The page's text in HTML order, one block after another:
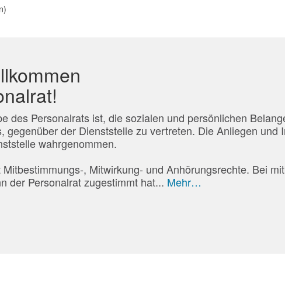
des Personalrats ist, die sozialen und persönlichen
gegenüber der Dienststelle zu vertreten. Die Anliegen
wahrgenommen.
, Mitwirkung- und Anhörungsrechte. Bei
der Personalrat zugestimmt hat... Mehr…